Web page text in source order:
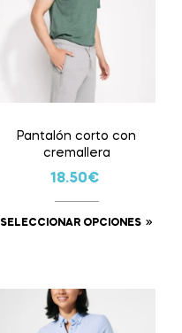
Pantalón corto con
cremallera
18.50€
SELECCIONAR OPCIONES